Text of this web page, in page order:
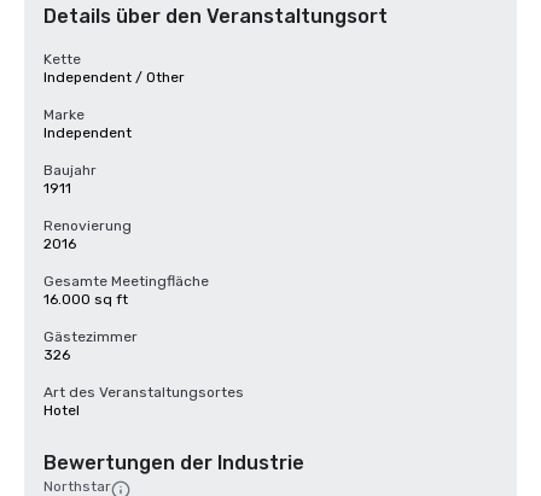
Details über den Veranstaltungsort
Kette
Independent / Other
Marke
Independent
Baujahr
1911
Renovierung
2016
Gesamte Meetingfläche
16.000 sq ft
Gästezimmer
326
Art des Veranstaltungsortes
Hotel
Bewertungen der Industrie
Northstar